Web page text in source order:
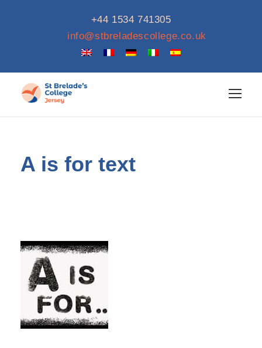
+44 1534 741305
info@stbreladescollege.co.uk
A is for text